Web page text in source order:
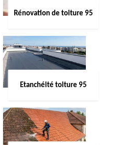
Rénovation de toiture 95
Etanchéité toiture 95